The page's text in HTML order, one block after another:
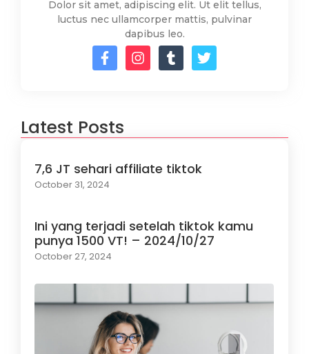
Dolor sit amet, adipiscing elit. Ut elit tellus,
luctus nec ullamcorper mattis, pulvinar
dapibus leo.
Latest Posts
7,6 JT sehari affiliate tiktok
October 31, 2024
Ini yang terjadi setelah tiktok kamu
punya 1500 VT! – 2024/10/27
October 27, 2024